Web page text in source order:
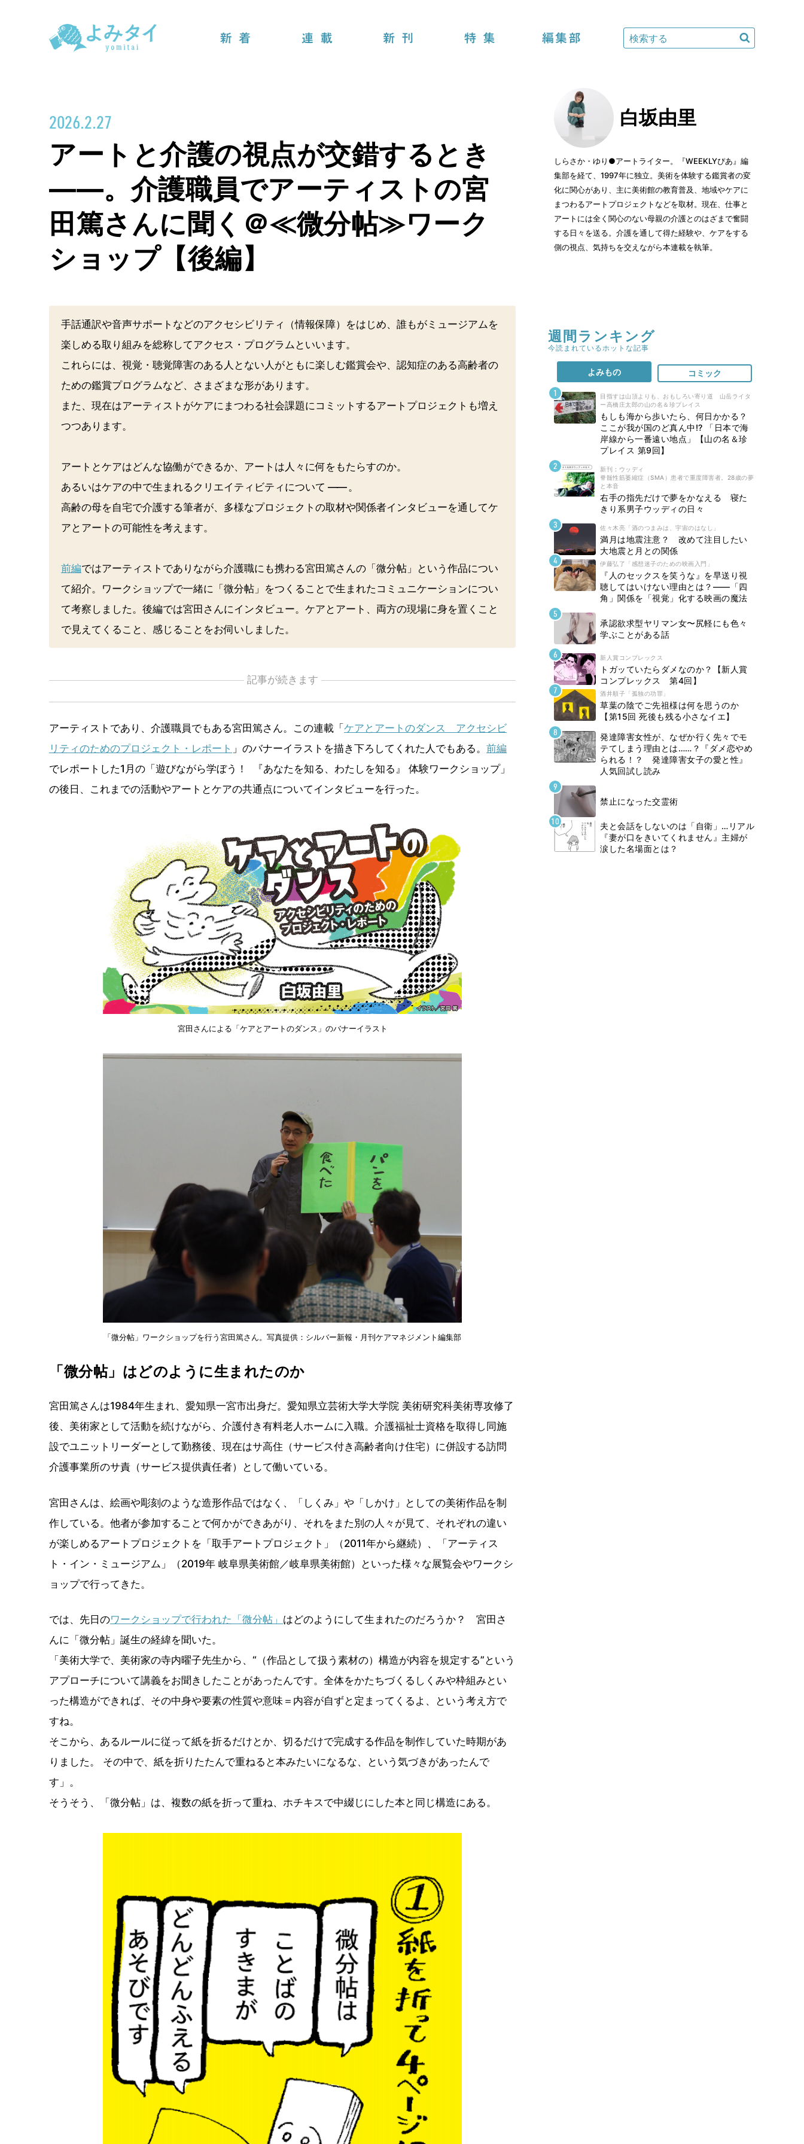
2026.2.27
アートと介護の視点が交錯するとき
――。介護職員でアーティストの宮
田篤さんに聞く＠≪微分帖≫ワーク
ショップ【後編】
手話通訳や音声サポートなどのアクセシビリティ（情報保障）をはじめ、誰もがミュージアムを
楽しめる取り組みを総称してアクセス・プログラムといいます。
これらには、視覚・聴覚障害のある人とない人がともに楽しむ鑑賞会や、認知症のある高齢者の
ための鑑賞プログラムなど、さまざまな形があります。
また、現在はアーティストがケアにまつわる社会課題にコミットするアートプロジェクトも増え
つつあります。
アートとケアはどんな協働ができるか、アートは人々に何をもたらすのか。
あるいはケアの中で生まれるクリエイティビティについて ―― 。
高齢の母を自宅で介護する筆者が、多様なプロジェクトの取材や関係者インタビューを通してケ
アとアートの可能性を考えます。
前編ではアーティストでありながら介護職にも携わる宮田篤さんの「微分帖」という作品につい
て紹介。ワークショップで一緒に「微分帖」をつくることで生まれたコミュニケーションについ
て考察しました。後編では宮田さんにインタビュー。ケアとアート、両方の現場に身を置くこと
で見えてくること、感じることをお伺いしました。
記事が続きます
アーティストであり、介護職員でもある宮田篤さん。この連載「ケアとアートのダンス アクセシビ
リティのためのプロジェクト・レポート 」のバナーイラストを描き下ろしてくれた人でもある。 前編
でレポートした1月の「遊びながら学ぼう！ 『あなたを知る、わたしを知る』 体験ワークショップ」
の後日、これまでの活動やアートとケアの共通点についてインタビューを行った。
宮田さんによる「ケアとアートのダンス」のバナーイラスト
「微分帖」ワークショップを行う宮田篤さん。写真提供：シルバー新報・月刊ケアマネジメント編集部
「微分帖」はどのように生まれたのか
宮田篤さんは1984年生まれ、愛知県一宮市出身だ。愛知県立芸術大学大学院 美術研究科美術専攻修了
後、美術家として活動を続けながら、介護付き有料老人ホームに入職。介護福祉士資格を取得し同施
設でユニットリーダーとして勤務後、現在はサ高住（サービス付き高齢者向け住宅）に併設する訪問
介護事業所のサ責（サービス提供責任者）として働いている。
宮田さんは、絵画や彫刻のような造形作品ではなく、「しくみ」や「しかけ」としての美術作品を制
作している。他者が参加することで何かができあがり、それをまた別の人々が見て、それぞれの違い
が楽しめるアートプロジェクトを「取手アートプロジェクト」（2011年から継続）、「アーティス
ト・イン・ミュージアム」（2019年 岐阜県美術館／岐阜県美術館）といった様々な展覧会やワークシ
ョップで行ってきた。
では、先日のワークショップで行われた「微分帖」 はどのようにして生まれたのだろうか？ 宮田さ
んに「微分帖」誕生の経緯を聞いた。
「美術大学で、美術家の寺内曜子先生から、“（作品として扱う素材の）構造が内容を規定する”という
アプローチについて講義をお聞きしたことがあったんです。全体をかたちづくるしくみや枠組みとい
った構造ができれば、その中身や要素の性質や意味＝内容が自ずと定まってくるよ、という考え方で
すね。
そこから、あるルールに従って紙を折るだけとか、切るだけで完成する作品を制作していた時期があ
りました。 その中で、紙を折りたたんで重ねると本みたいになるな、という気づきがあったんで
す」。
そうそう、「微分帖」は、複数の紙を折って重ね、ホチキスで中綴じにした本と同じ構造にある。
白坂由里
しらさか・ゆり●アートライター。『WEEKLYぴあ』編
集部を経て、1997年に独立。美術を体験する鑑賞者の変
化に関心があり、主に美術館の教育普及、地域やケアに
まつわるアートプロジェクトなどを取材。現在、仕事と
アートには全く関心のない母親の介護とのはざまで奮闘
する日々を送る。介護を通して得た経験や、ケアをする
側の視点、気持ちを交えながら本連載を執筆。
週間ランキング
今読まれているホットな記事
よみもの コミック
目指すは山頂よりも、おもしろい寄り道 山岳ライタ
ー高橋庄太郎の山の名＆珍プレイス
もしも海から歩いたら、何日かかる？
ここが我が国のど真ん中!? 「日本で海
岸線から一番遠い地点」【山の名＆珍
プレイス 第9回】
新刊 : ウッディ
脊髄性筋萎縮症（SMA）患者で重度障害者。28歳の夢
と本音
右手の指先だけで夢をかなえる 寝た
きり系男子ウッディの日々
佐々木亮「酒のつまみは、宇宙のはなし」
満月は地震注意？ 改めて注目したい
大地震と月との関係
伊藤弘了「感想迷子のための映画入門」
『人のセックスを笑うな』を早送り視
聴してはいけない理由とは？――「四
角」関係を「視覚」化する映画の魔法
承認欲求型ヤリマン女〜尻軽にも色々
学ぶことがある話
新人賞コンプレックス
トガッていたらダメなのか？【新人賞
コンプレックス 第4回】
酒井順子「孤独の功罪」
草葉の陰でご先祖様は何を思うのか
【第15回 死後も残る小さなイエ】
発達障害女性が、なぜか行く先々でモ
テてしまう理由とは……？『ダメ恋やめ
られる！？ 発達障害女子の愛と性』
人気回試し読み
禁止になった交霊術
夫と会話をしないのは「自衛」…リアル
『妻が口をきいてくれません』主婦が
涙した名場面とは？